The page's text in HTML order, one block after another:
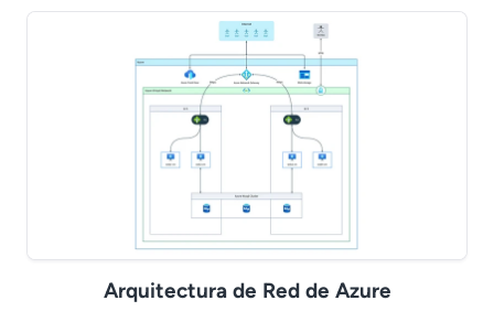
Arquitectura de Red de Azure